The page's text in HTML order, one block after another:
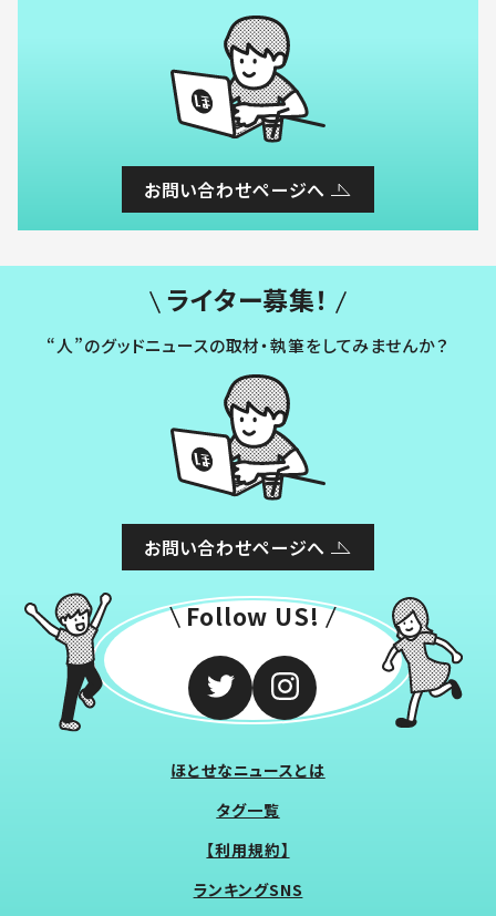
お問い合わせページへ
ライター募集！
“人”のグッドニュースの取材・執筆をしてみませんか？
お問い合わせページへ
Follow US!
ほとせなニュースとは
タグ一覧
【利用規約】
ランキングSNS